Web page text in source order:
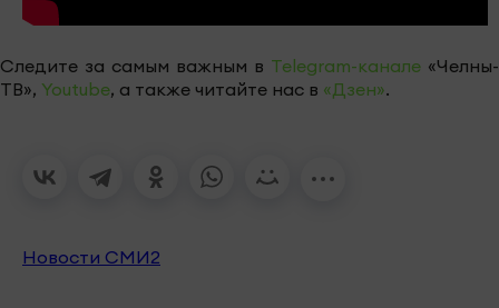
Следите за самым важным в Telegram-канале «Челны-
ТВ», Youtube, а также читайте нас в «Дзен».
Новости СМИ2